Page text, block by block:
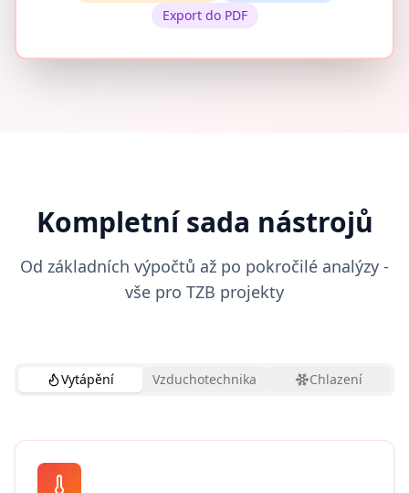
Export do PDF
Kompletní sada nástrojů
Od základních výpočtů až po pokročilé analýzy -
vše pro TZB projekty
Vytápění Vzduchotechnika Chlazení